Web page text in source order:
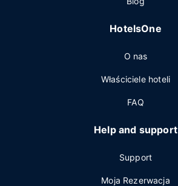
HotelsOne
O nas
Właściciele hoteli
FAQ
Help and support
Support
Moja Rezerwacja